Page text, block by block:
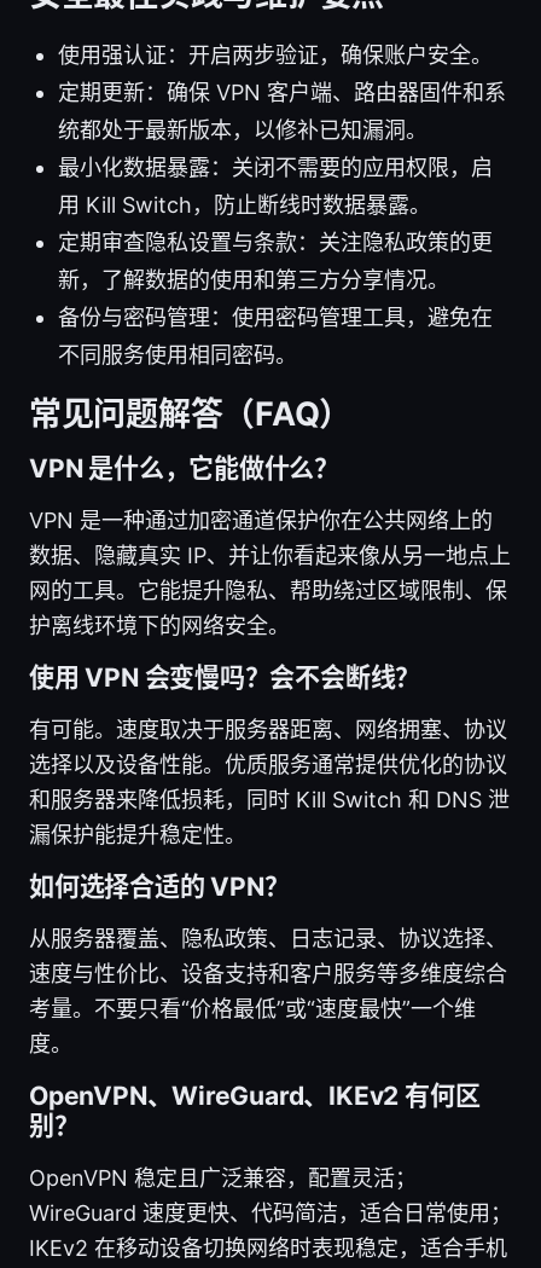
使用强认证：开启两步验证，确保账户安全。
定期更新：确保 VPN 客户端、路由器固件和系
统都处于最新版本，以修补已知漏洞。
最小化数据暴露：关闭不需要的应用权限，启
用 Kill Switch，防止断线时数据暴露。
定期审查隐私设置与条款：关注隐私政策的更
新，了解数据的使用和第三方分享情况。
备份与密码管理：使用密码管理工具，避免在
不同服务使用相同密码。
常见问题解答（FAQ）
VPN 是什么，它能做什么？
VPN 是一种通过加密通道保护你在公共网络上的
数据、隐藏真实 IP、并让你看起来像从另一地点上
网的工具。它能提升隐私、帮助绕过区域限制、保
护离线环境下的网络安全。
使用 VPN 会变慢吗？会不会断线？
有可能。速度取决于服务器距离、网络拥塞、协议
选择以及设备性能。优质服务通常提供优化的协议
和服务器来降低损耗，同时 Kill Switch 和 DNS 泄
漏保护能提升稳定性。
如何选择合适的 VPN？
从服务器覆盖、隐私政策、日志记录、协议选择、
速度与性价比、设备支持和客户服务等多维度综合
考量。不要只看“价格最低”或“速度最快”一个维
度。
OpenVPN、WireGuard、IKEv2 有何区
别？
OpenVPN 稳定且广泛兼容，配置灵活；
WireGuard 速度更快、代码简洁，适合日常使用；
IKEv2 在移动设备切换网络时表现稳定，适合手机